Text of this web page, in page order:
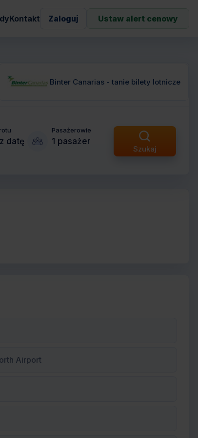
Kontakt Zaloguj Ustaw alert cenowy
Binter Canarias - tanie bilety lotnicze
datę
Pasażerowie
1 pasażer
Szukaj
Airport